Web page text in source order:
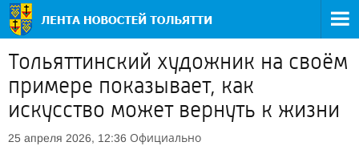
Тольяттинский художник на своём
примере показывает, как
искусство может вернуть к жизни
25 апреля 2026, 12:36 Официально